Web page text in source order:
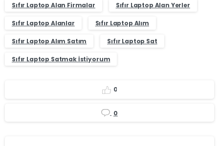
Sıfır Laptop Alan Firmalar Sıfır Laptop Alan Yerler
Sıfır Laptop Alanlar Sıfır Laptop Alım
Sıfır Laptop Alım Satım Sıfır Laptop Sat
Sıfır Laptop Satmak İstiyorum
0
0